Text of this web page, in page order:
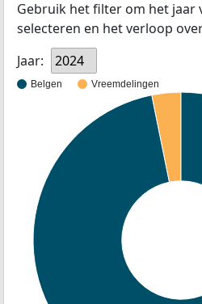
Gebruik het filter om het jaar
selecteren en het verloop
Jaar:
2024
Belgen Vreemdelingen